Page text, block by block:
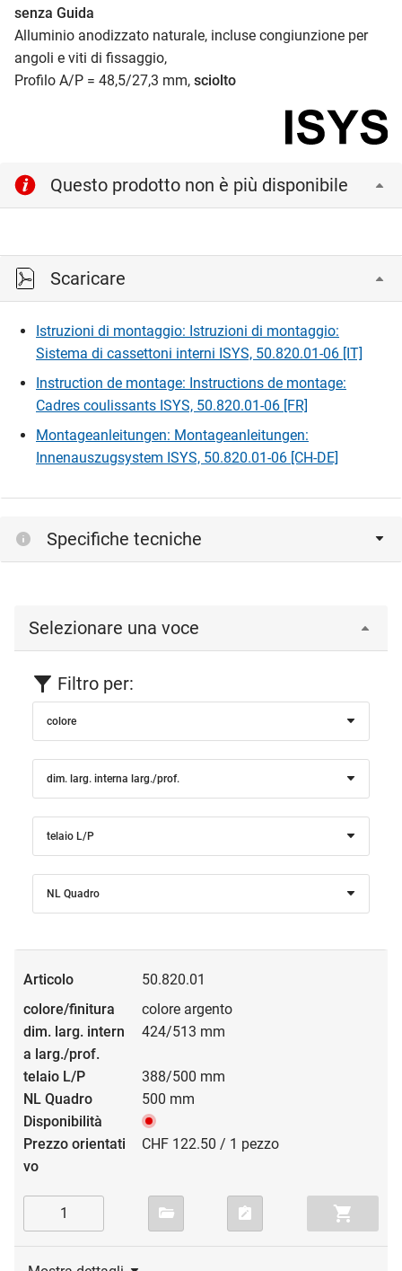
senza Guida
Alluminio anodizzato naturale, incluse congiunzione per
angoli e viti di fissaggio,
Profilo A/P = 48,5/27,3 mm, sciolto
Questo prodotto non è più disponibile
Scaricare
Istruzioni di montaggio: Istruzioni di montaggio:
Sistema di cassettoni interni ISYS, 50.820.01-06 [IT]
Instruction de montage: Instructions de montage:
Cadres coulissants ISYS, 50.820.01-06 [FR]
Montageanleitungen: Montageanleitungen:
Innenauszugsystem ISYS, 50.820.01-06 [CH-DE]
Specifiche tecniche
Selezionare una voce
Filtro per:
colore
dim. larg. interna larg./prof.
telaio L/P
NL Quadro
50.820.01
colore argento
424/513 mm
388/500 mm
500 mm
CHF 122.50 / 1 pezzo